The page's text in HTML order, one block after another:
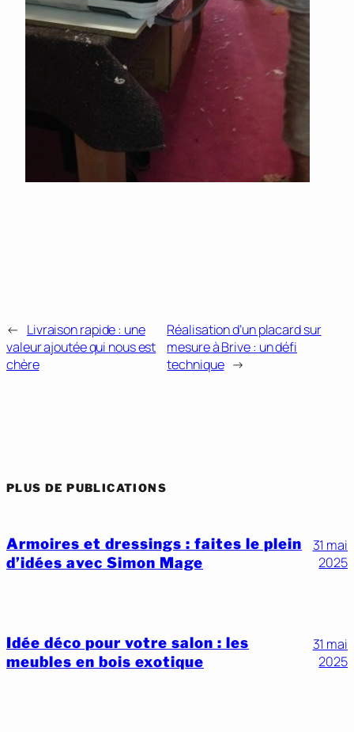
← Livraison rapide : une
valeur ajoutée qui nous est
chère
Réalisation d’un placard sur
mesure à Brive : un défi
technique →
PLUS DE PUBLICATIONS
Armoires et dressings : faites le plein
d’idées avec Simon Mage
31 mai
2025
Idée déco pour votre salon : les
meubles en bois exotique
31 mai
2025